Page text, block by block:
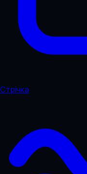
Стрічка